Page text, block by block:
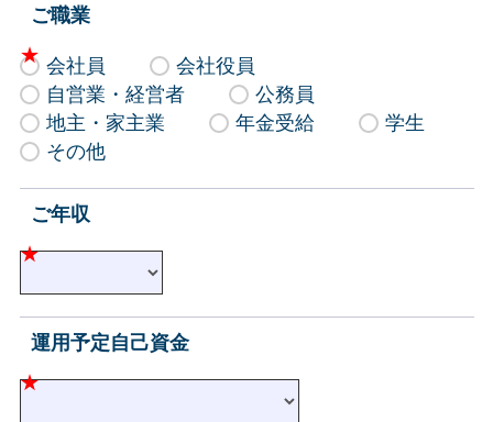
ご職業
会社員
会社役員
自営業・経営者
公務員
地主・家主業
年金受給
学生
その他
ご年収
運用予定自己資金